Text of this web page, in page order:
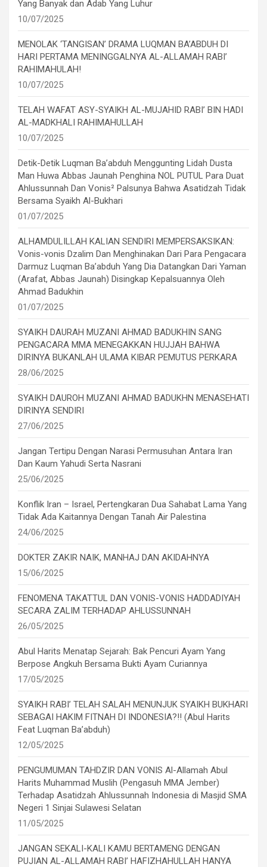
Yang Banyak dan Adab Yang Luhur
10/07/2025
MENOLAK ‘TANGISAN’ DRAMA LUQMAN BA’ABDUH DI
HARI PERTAMA MENINGGALNYA AL-ALLAMAH RABI’
RAHIMAHULAH!
10/07/2025
TELAH WAFAT ASY-SYAIKH AL-MUJAHID RABI’ BIN HADI
AL-MADKHALI RAHIMAHULLAH
10/07/2025
Detik-Detik Luqman Ba’abduh Menggunting Lidah Dusta
Man Huwa Abbas Jaunah Penghina NOL PUTUL Para Duat
Ahlussunnah Dan Vonis² Palsunya Bahwa Asatidzah Tidak
Bersama Syaikh Al-Bukhari
01/07/2025
ALHAMDULILLAH KALIAN SENDIRI MEMPERSAKSIKAN:
Vonis-vonis Dzalim Dan Menghinakan Dari Para Pengacara
Darmuz Luqman Ba’abduh Yang Dia Datangkan Dari Yaman
(Arafat, Abbas Jaunah) Disingkap Kepalsuannya Oleh
Ahmad Badukhin
01/07/2025
SYAIKH DAURAH MUZANI AHMAD BADUKHIN SANG
PENGACARA MMA MENEGAKKAN HUJJAH BAHWA
DIRINYA BUKANLAH ULAMA KIBAR PEMUTUS PERKARA
28/06/2025
SYAIKH DAUROH MUZANI AHMAD BADUKHN MENASEHATI
DIRINYA SENDIRI
27/06/2025
Jangan Tertipu Dengan Narasi Permusuhan Antara Iran
Dan Kaum Yahudi Serta Nasrani
25/06/2025
Konflik Iran – Israel, Pertengkaran Dua Sahabat Lama Yang
Tidak Ada Kaitannya Dengan Tanah Air Palestina
24/06/2025
DOKTER ZAKIR NAIK, MANHAJ DAN AKIDAHNYA
15/06/2025
FENOMENA TAKATTUL DAN VONIS-VONIS HADDADIYAH
SECARA ZALIM TERHADAP AHLUSSUNNAH
26/05/2025
Abul Harits Menatap Sejarah: Bak Pencuri Ayam Yang
Berpose Angkuh Bersama Bukti Ayam Curiannya
17/05/2025
SYAIKH RABI’ TELAH SALAH MENUNJUK SYAIKH BUKHARI
SEBAGAI HAKIM FITNAH DI INDONESIA?!! (Abul Harits
Feat Luqman Ba’abduh)
12/05/2025
PENGUMUMAN TAHDZIR DAN VONIS Al-Allamah Abul
Harits Muhammad Muslih (Pengasuh MMA Jember)
Terhadap Asatidzah Ahlussunnah Indonesia di Masjid SMA
Negeri 1 Sinjai Sulawesi Selatan
11/05/2025
JANGAN SEKALI-KALI KAMU BERTAMENG DENGAN
PUJIAN AL-ALLAMAH RABI’ HAFIZHAHULLAH HANYA